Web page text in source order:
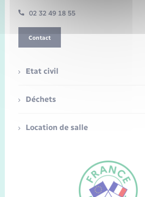
02 32 49 18 55
Contact
Etat civil
Déchets
Location de salle